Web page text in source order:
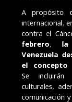
A propósito
internacional,
contra el
febrero, la
Venezuela
el concepto
Se
incluirán
culturales,
comunicación